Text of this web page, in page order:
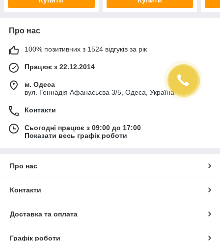
Про нас
100% позитивних з 1524 відгуків за рік
Працює з 22.12.2014
м. Одеса
вул. Геннадія Афанасьєва 3/5, Одеса, Україна
Контакти
Сьогодні працює з 09:00 до 17:00
Показати весь графік роботи
Про нас
Контакти
Доставка та оплата
Графік роботи